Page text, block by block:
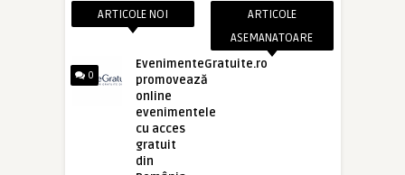
ARTICOLE NOI
0
EvenimenteGratuite.ro
promovează
online
evenimentele
cu acces
gratuit
din
ARTICOLE
ASEMANATOARE